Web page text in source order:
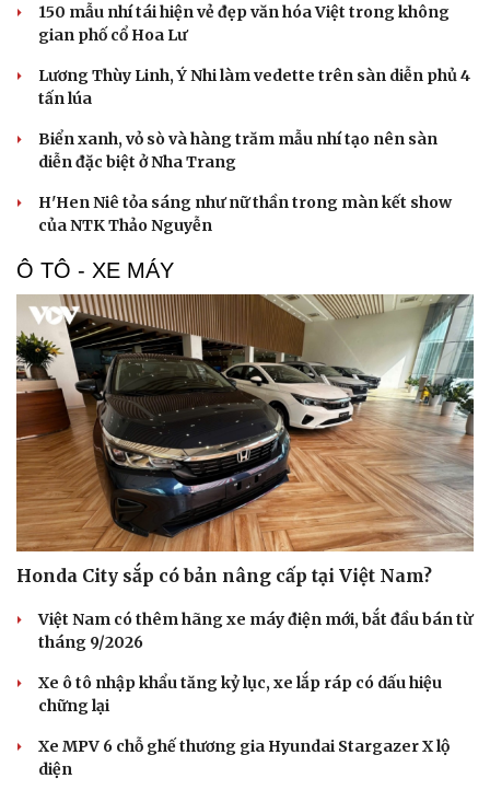
150 mẫu nhí tái hiện vẻ đẹp văn hóa Việt trong không
gian phố cổ Hoa Lư
Lương Thùy Linh, Ý Nhi làm vedette trên sàn diễn phủ 4
tấn lúa
Biển xanh, vỏ sò và hàng trăm mẫu nhí tạo nên sàn
diễn đặc biệt ở Nha Trang
H'Hen Niê tỏa sáng như nữ thần trong màn kết show
của NTK Thảo Nguyễn
Ô TÔ - XE MÁY
Honda City sắp có bản nâng cấp tại Việt Nam?
Việt Nam có thêm hãng xe máy điện mới, bắt đầu bán từ
tháng 9/2026
Xe ô tô nhập khẩu tăng kỷ lục, xe lắp ráp có dấu hiệu
chững lại
Xe MPV 6 chỗ ghế thương gia Hyundai Stargazer X lộ
diện